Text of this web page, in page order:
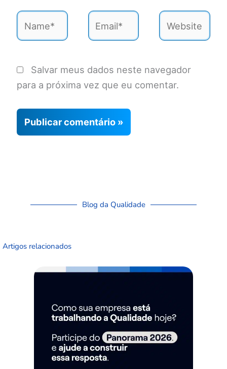
Name* Email* Website
Salvar meus dados neste navegador
para a próxima vez que eu comentar.
Blog da Qualidade
Artigos relacionados